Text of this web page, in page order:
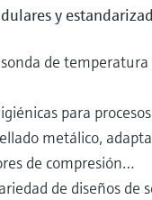
y
de
para
metálico,
de compresión…
de diseños de